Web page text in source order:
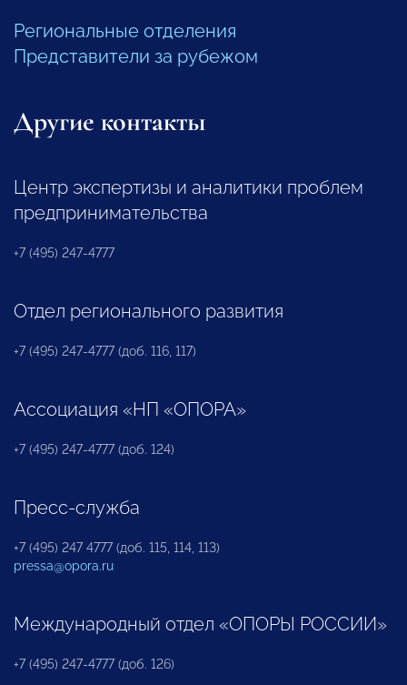
Региональные отделения
Представители за рубежом
Другие контакты
Центр экспертизы и аналитики проблем
предпринимательства
+7 (495) 247-4777
Отдел регионального развития
+7 (495) 247-4777 (доб. 116, 117)
Ассоциация «НП «ОПОРА»
+7 (495) 247-4777 (доб. 124)
Пресс-служба
+7 (495) 247 4777 (доб. 115, 114, 113)
pressa@opora.ru
Международный отдел «ОПОРЫ РОССИИ»
+7 (495) 247-4777 (доб. 126)